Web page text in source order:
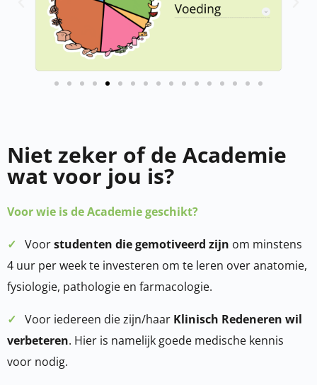
Niet zeker of de Academie
wat voor jou is?
Voor wie is de Academie geschikt?
✓ Voorstudenten die gemotiveerd zijn om minstens
4 uur per week te investeren om te leren over anatomie,
fysiologie, pathologie en farmacologie.
✓ Voor iedereen die zijn/haar Klinisch Redeneren wil
verbeteren. Hier is namelijk goede medische kennis
voor nodig.